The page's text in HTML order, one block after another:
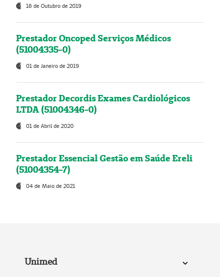
18 de Outubro de 2019
Prestador Oncoped Serviços Médicos
(51004335-0)
01 de Janeiro de 2019
Prestador Decordis Exames Cardiológicos
LTDA (51004346-0)
01 de Abril de 2020
Prestador Essencial Gestão em Saúde Ereli
(51004354-7)
04 de Maio de 2021
Unimed